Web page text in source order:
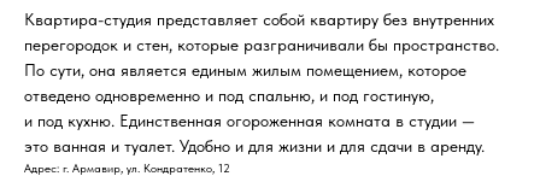
Квартира-студия представляет собой квартиру без внутренних
перегородок и стен, которые разграничивали бы пространство.
По сути, она является единым жилым помещением, которое
отведено одновременно и под спальню, и под гостиную,
и под кухню. Единственная огороженная комната в студии —
это ванная и туалет. Удобно и для жизни и для сдачи в аренду.
Адрес: г. Армавир, ул. Кондратенко, 12
Ипотечный калькулятор
Расчёт условий не является публичной офертой.
Финальные условия кредитования
определяются при заключении договора.